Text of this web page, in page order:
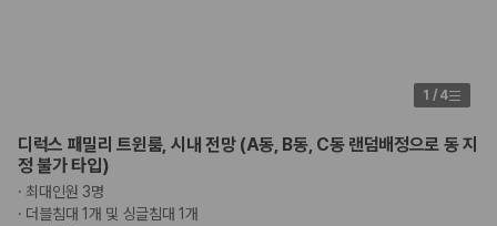
해외 렌트카 가격비교
카모아 사이트맵
1 / 4
디럭스 패밀리 트윈룸, 시내 전망 (A동, B동, C동 랜덤배정으로 동 지
정 불가 타입)
· 최대인원 3명
· 더블침대 1개 및 싱글침대 1개